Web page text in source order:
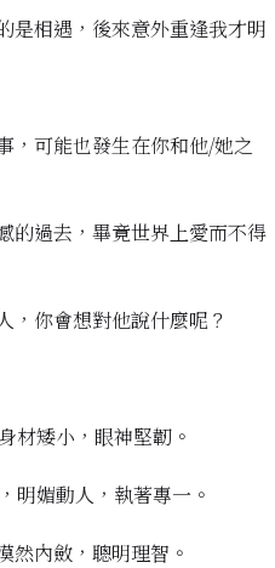
是相遇，後來意外重逢我才明
，可能也發生在你和他/她之
的過去，畢竟世界上愛而不得
，你會想對他說什麼呢？
材矮小，眼神堅韌。
明媚動人，執著專一。
然內斂，聰明理智。